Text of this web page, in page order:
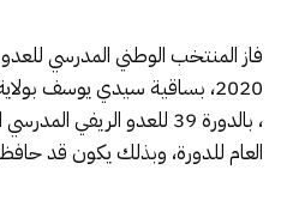
فاز المنتخب الوطني المدرسي
2020، بساقية سيدي يوسف
، بالدورة 39 للعدو الريفي
العام للدورة، وبذلك يكون قد